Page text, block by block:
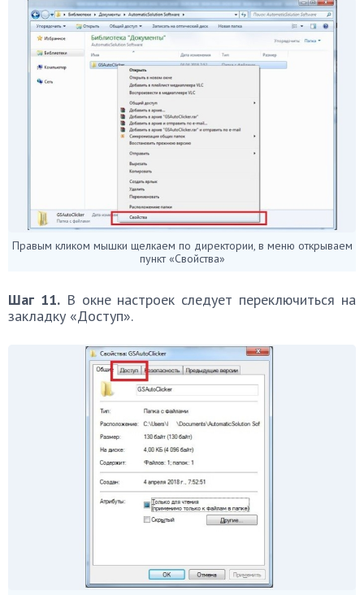
Правым кликом мышки щелкаем по директории, в меню открываем
пункт «Свойства»
Шаг 11.В окне настроек следует переключиться на
закладку «Доступ».